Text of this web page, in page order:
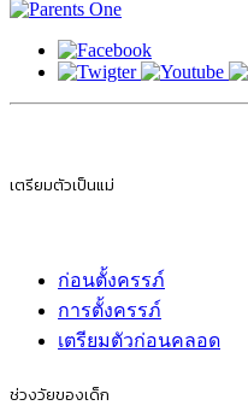
เตรียมตัวเป็นแม่
ก่อนตั้งครรภ์
การตั้งครรภ์
เตรียมตัวก่อนคลอด
ช่วงวัยของเด็ก